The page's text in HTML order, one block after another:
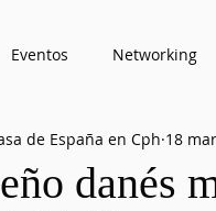
Eventos Networking
danés
de España en Cph 18